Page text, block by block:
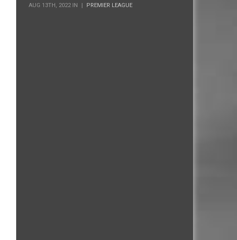
AUG 13TH, 2022 IN PREMIER LEAGUE